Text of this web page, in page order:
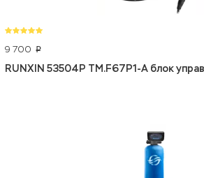
9 700 p
RUNXIN 53504P ТМ.F67P1-A блок